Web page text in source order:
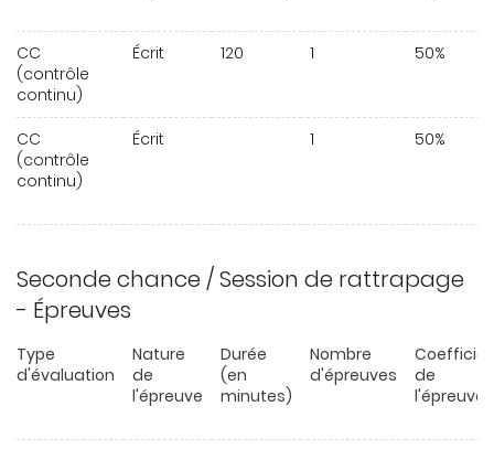
CC
(contrôle
continu)
Écrit 120 1 50%
CC
(contrôle
continu)
Écrit 1 50%
Seconde chance / Session de rattrapage
- Épreuves
Type
d'évaluation
Nature
de
l'épreuve
Durée
(en
minutes)
Nombre
d'épreuves
de
l'épreuve